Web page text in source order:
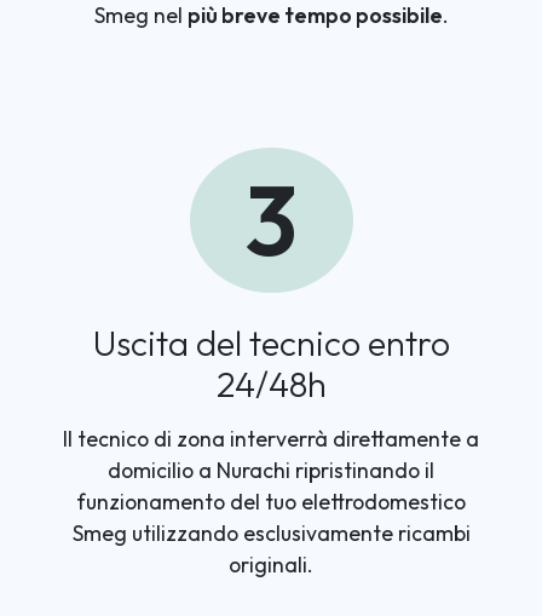
Smeg nel più breve tempo possibile.
3
Uscita del tecnico entro
24/48h
Il tecnico di zona interverrà direttamente a
domicilio a Nurachi ripristinando il
funzionamento del tuo elettrodomestico
Smeg utilizzando esclusivamente ricambi
originali.